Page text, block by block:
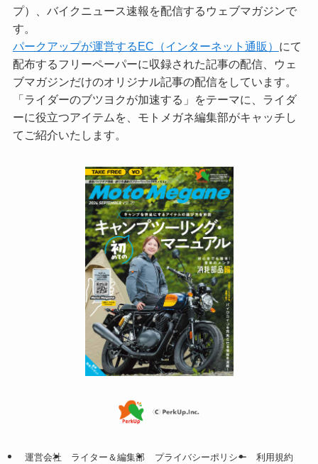
プ）、バイクニュース速報を配信するウェブマガジンで
す。
パークアップが運営するEC（インターネット通販） にて
配布するフリーペーパーに収録された記事の配信、ウェ
ブマガジンだけのオリジナル記事の配信をしています。
「ライダーのブツヨクが加速する」をテーマに、ライダ
ーに役立つアイテムを、モトメガネ編集部がキャッチし
てご紹介いたします。
運営会社 ライター＆編集部 プライバシーポリシー 利用規約